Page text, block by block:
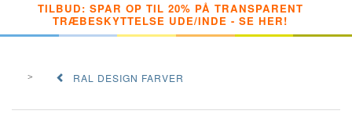
TILBUD: SPAR OP TIL 20% PÅ TRANSPARENT
TRÆBESKYTTELSE UDE/INDE - SE HER!
RAL DESIGN FARVER